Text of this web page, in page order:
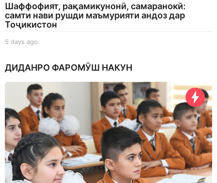
Шаффофият, рақамикунонӣ, самаранокӣ:
самти нави рушди маъмурияти андоз дар
Тоҷикистон
5 days ago
y
a
g
o
ДИДАНРО ФАРОМӮШ НАКУН